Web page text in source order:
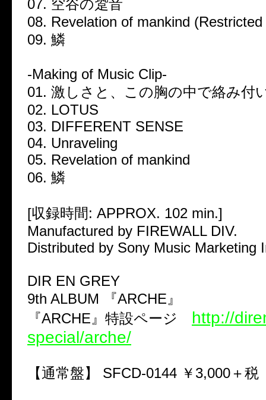
07. 空谷の跫音
08. Revelation of mankind (Restricted
09. 鱗
-Making of Music Clip-
01. 激しさと、この胸の中で絡み付
02. LOTUS
03. DIFFERENT SENSE
04. Unraveling
05. Revelation of mankind
06. 鱗
[収録時間: APPROX. 102 min.]
Manufactured by FIREWALL DIV.
Distributed by Sony Music Marketing
DIR EN GREY
9th ALBUM 『ARCHE』
『ARCHE』特設ページ http://
special/arche/
【通常盤】 SFCD-0144 ￥3,000＋税